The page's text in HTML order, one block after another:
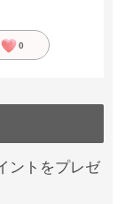
0
ントをプレゼ